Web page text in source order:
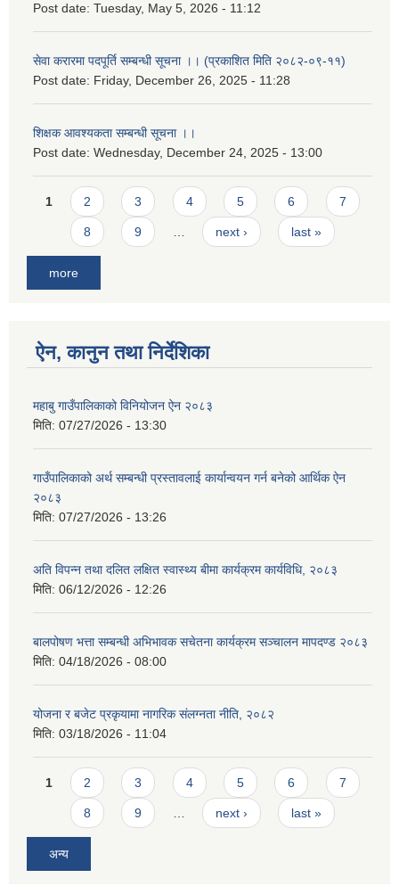
Post date: Tuesday, May 5, 2026 - 11:12
सेवा करारमा पदपूर्ति सम्बन्धी सूचना ।। (प्रकाशित मिति २०८२-०९-११)
Post date: Friday, December 26, 2025 - 11:28
शिक्षक आवश्यकता सम्बन्धी सूचना ।।
Post date: Wednesday, December 24, 2025 - 13:00
Pages
1 2 3 4 5 6 7
8 9 next › last »
more
ऐन, कानुन तथा निर्देशिका
महाबु गाउँपालिकाको विनियोजन ऐन २०८३
मिति: 07/27/2026 - 13:30
गाउँपालिकाको अर्थ सम्बन्धी प्रस्तावलाई कार्यान्वयन गर्न बनेको आर्थिक ऐन
२०८३
मिति: 07/27/2026 - 13:26
अति विपन्न तथा दलित लक्षित स्वास्थ्य बीमा कार्यक्रम कार्यविधि, २०८३
मिति: 06/12/2026 - 12:26
बालपोषण भत्ता सम्बन्धी अभिभावक सचेतना कार्यक्रम सञ्चालन मापदण्ड २०८३
मिति: 04/18/2026 - 08:00
योजना र बजेट प्रकृयामा नागरिक संलग्नता नीति, २०८२
मिति: 03/18/2026 - 11:04
Pages
1 2 3 4 5 6 7
8 9 next › last »
अन्य